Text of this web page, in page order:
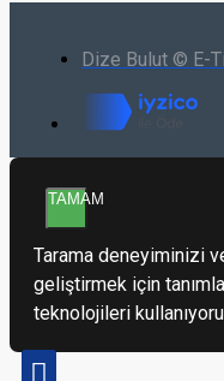
Dize Bulut © E-
TAMAM
Tarama deneyiminizi
geliştirmek için
teknolojileri